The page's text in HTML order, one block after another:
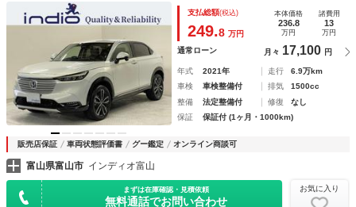
ＥＴＣ２．０・ＢＳＭ・パワーバックドア・ステアリングヒー
ター・オールシーズンタイヤ・充電用ＵＳＢソケット
支払総額(税込)
249.8 万円
本体価格
236.8
万円
諸費用
13
万円
通常ローン 月々 17,100 円
年式 2021年 走行
6.9万km
車検
車検整備付 排気
1500cc
整備
法定整備付 修復
なし
保証
保証付 (1ヶ月・1000km)
販売店保証 車両状態評価書 グー鑑定 オンライン商談可
富山県富山市 インディオ富山
まずは在庫確認・見積依頼
無料通話でお問い合わせ
お気に入り